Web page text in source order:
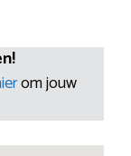
om jouw